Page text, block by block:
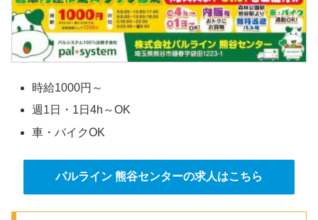
時給1000円～
週1日・1日4h～OK
車・バイクOK
パルライン 熊谷センターの求人はこちら